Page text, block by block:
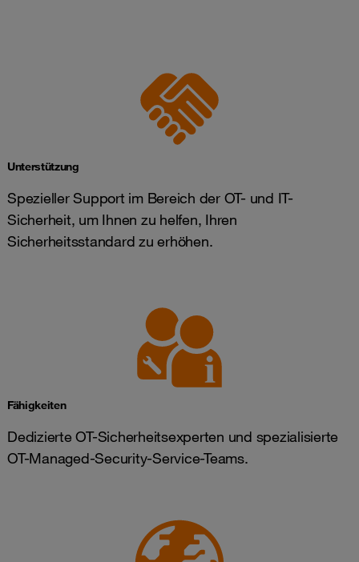
Unterstützung
Spezieller Support im Bereich der OT- und IT-
Sicherheit, um Ihnen zu helfen, Ihren
Sicherheitsstandard zu erhöhen.
Fähigkeiten
Dedizierte OT-Sicherheitsexperten und spezialisierte
OT-Managed-Security-Service-Teams.